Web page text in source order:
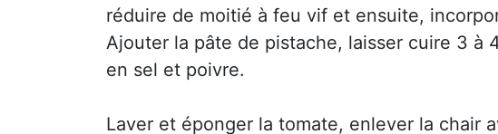
réduire de moitié à feu vif et ensuite,
Ajouter la pâte de pistache, laisser cuire 3 à
en sel et poivre.
Laver et éponger la tomate, enlever la chair